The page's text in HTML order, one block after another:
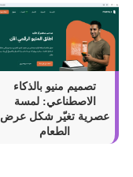
تصميم منيو بالذكاء
الاصطناعي: لمسة
عصرية تغيّر شكل عرض
الطعام